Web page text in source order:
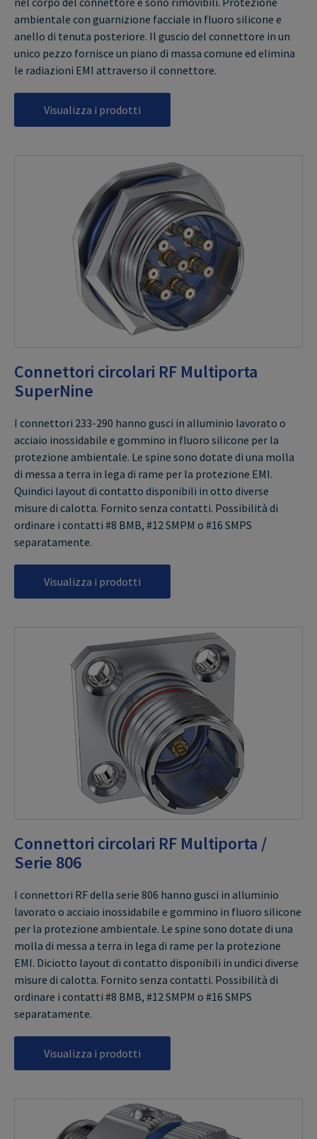
ambientale con guarnizione facciale in fluoro silicone e
anello di tenuta posteriore. Il guscio del connettore in un
unico pezzo fornisce un piano di massa comune ed elimina
le radiazioni EMI attraverso il connettore.
Visualizza i prodotti
Connettori circolari RF Multiporta
SuperNine
I connettori 233-290 hanno gusci in alluminio lavorato o
acciaio inossidabile e gommino in fluoro silicone per la
protezione ambientale. Le spine sono dotate di una molla
di messa a terra in lega di rame per la protezione EMI.
Quindici layout di contatto disponibili in otto diverse
misure di calotta. Fornito senza contatti. Possibilità di
ordinare i contatti #8 BMB, #12 SMPM o #16 SMPS
separatamente.
Visualizza i prodotti
Connettori circolari RF Multiporta /
Serie 806
I connettori RF della serie 806 hanno gusci in alluminio
lavorato o acciaio inossidabile e gommino in fluoro silicone
per la protezione ambientale. Le spine sono dotate di una
molla di messa a terra in lega di rame per la protezione
EMI. Diciotto layout di contatto disponibili in undici diverse
misure di calotta. Fornito senza contatti. Possibilità di
ordinare i contatti #8 BMB, #12 SMPM o #16 SMPS
separatamente.
Visualizza i prodotti